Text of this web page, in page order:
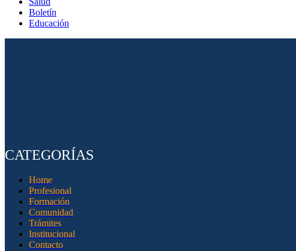
Boletín
Educación
CATEGORÍAS
Home
Profesional
Formación
Comunidad
Trámites
Institucional
Contacto